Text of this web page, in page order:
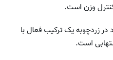
وزن است.
در زردچوبه یک ترکیب فعال با
است.